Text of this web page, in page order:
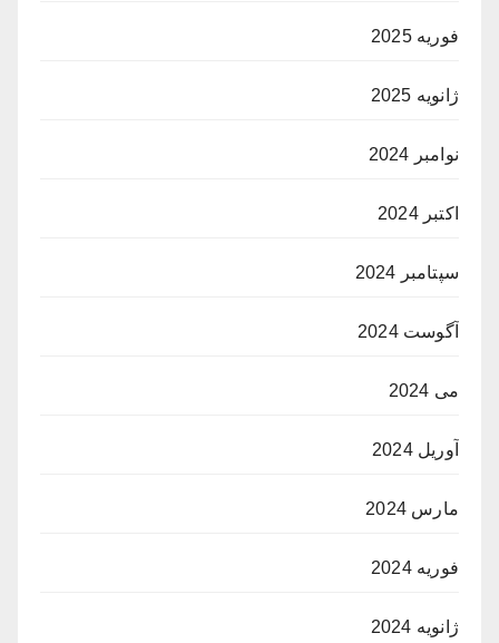
فوریه 2025
ژانویه 2025
نوامبر 2024
اکتبر 2024
سپتامبر 2024
آگوست 2024
می 2024
آوریل 2024
مارس 2024
فوریه 2024
ژانویه 2024